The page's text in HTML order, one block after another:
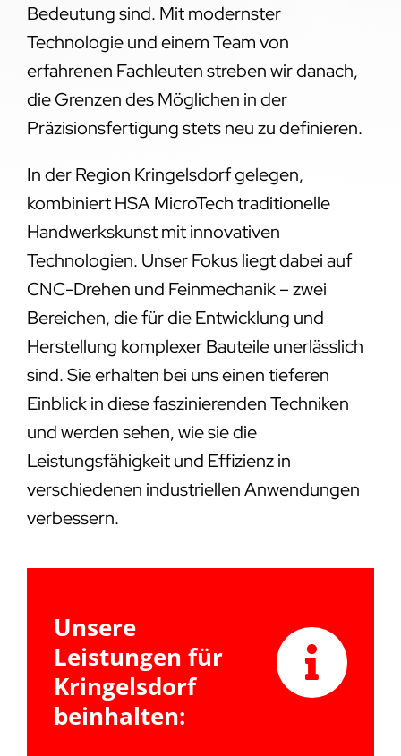
Bedeutung sind. Mit modernster
Technologie und einem Team von
erfahrenen Fachleuten streben wir danach,
die Grenzen des Möglichen in der
Präzisionsfertigung stets neu zu definieren.
In der Region Kringelsdorf gelegen,
kombiniert HSA MicroTech traditionelle
Handwerkskunst mit innovativen
Technologien. Unser Fokus liegt dabei auf
CNC-Drehen und Feinmechanik – zwei
Bereichen, die für die Entwicklung und
Herstellung komplexer Bauteile unerlässlich
sind. Sie erhalten bei uns einen tieferen
Einblick in diese faszinierenden Techniken
und werden sehen, wie sie die
Leistungsfähigkeit und Effizienz in
verschiedenen industriellen Anwendungen
verbessern.
Unsere
Leistungen für
Kringelsdorf
beinhalten: